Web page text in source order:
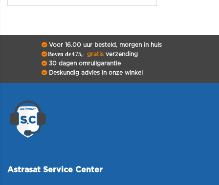
Voor 16.00 uur besteld, morgen in huis
Boven de €75,- gratisverzending
30 dagen omruilgarantie
Deskundig advies in onze winkel
Astrasat Service Center